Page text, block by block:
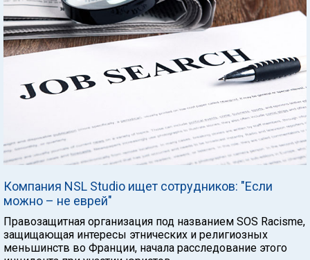
Компания NSL Studio ищет сотрудников: "Если
можно – не еврей"
Правозащитная организация под названием SOS Racisme,
защищающая интересы этнических и религиозных
меньшинств во Франции, начала расследование этого